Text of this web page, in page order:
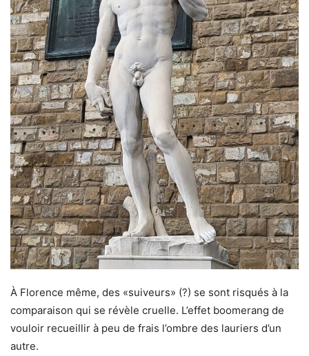
À Florence même, des «suiveurs» (?) se sont risqués à la
comparaison qui se révèle cruelle. L’effet boomerang de
vouloir recueillir à peu de frais l’ombre des lauriers d’un
autre.